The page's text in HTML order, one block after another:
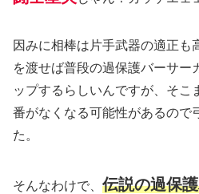
因みに相棒は片手武器の適正も
を渡せば普段の過保護バーサー
ップするらしいんですが、そこ
番がなくなる可能性があるので
た。
そんなわけで、 伝説の過保